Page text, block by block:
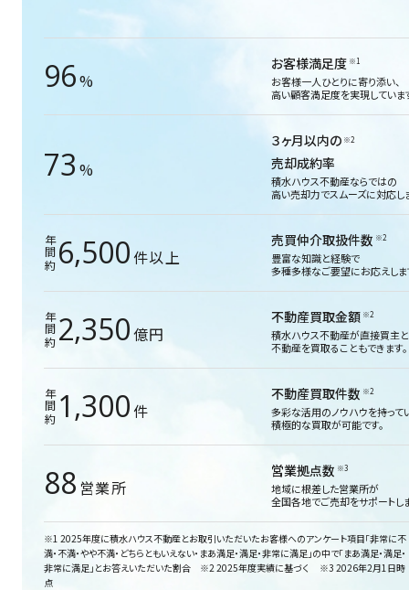
96%
お客様満足度 ※1
お客様一人ひとりに寄り添い、
高い顧客満足度を実現していま
73 %
３ヶ月以内の
売却成約率
※2
積水ハウス不動産ならではの
高い売却力でスムーズに対応し
年間約6,500件以上
売買仲介取扱件数 ※2
豊富な知識と経験で
多種多様なご要望にお応えしま
年間約2,350億円
不動産買取金額 ※2
積水ハウス不動産が直接買主と
不動産を買取ることもできます。
年間約1,300件
不動産買取件数 ※2
多彩な活用のノウハウを持って
積極的な買取が可能です。
88 営業所
営業拠点数 ※3
地域に根差した営業所が
全国各地でご売却をサポートし
※1 2025年度に積水ハウス不動産とお取引いただいたお客様へのアンケート項目「非常に不
満・不満・やや不満・どちらともいえない・まあ満足・満足・非常に満足」の中で「まあ満足・満足・
非常に満足」とお答えいただいた割合 ※2 2025年度実績に基づく ※3 2026年2月1日時
点